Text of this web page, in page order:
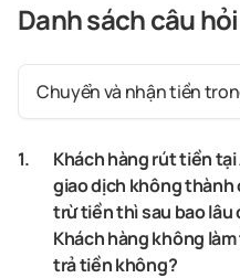
Danh sách câu hỏi
Chuyển và nhận tiền
1.
Khách hàng rút tiền
giao dịch không
trừ tiền thì sau bao lâu
Khách hàng không
trả tiền không?